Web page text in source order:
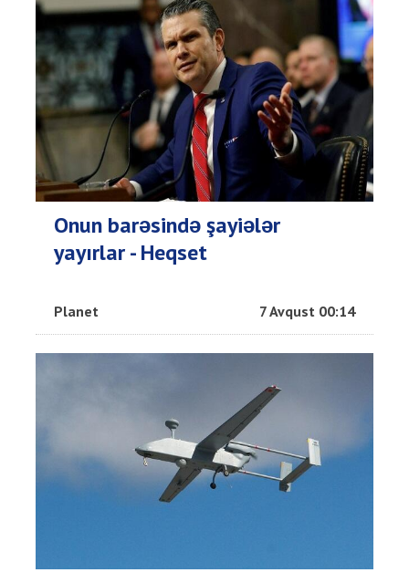
Onun barəsində şayiələr
yayırlar - Heqset
Planet 7 Avqust 00:14